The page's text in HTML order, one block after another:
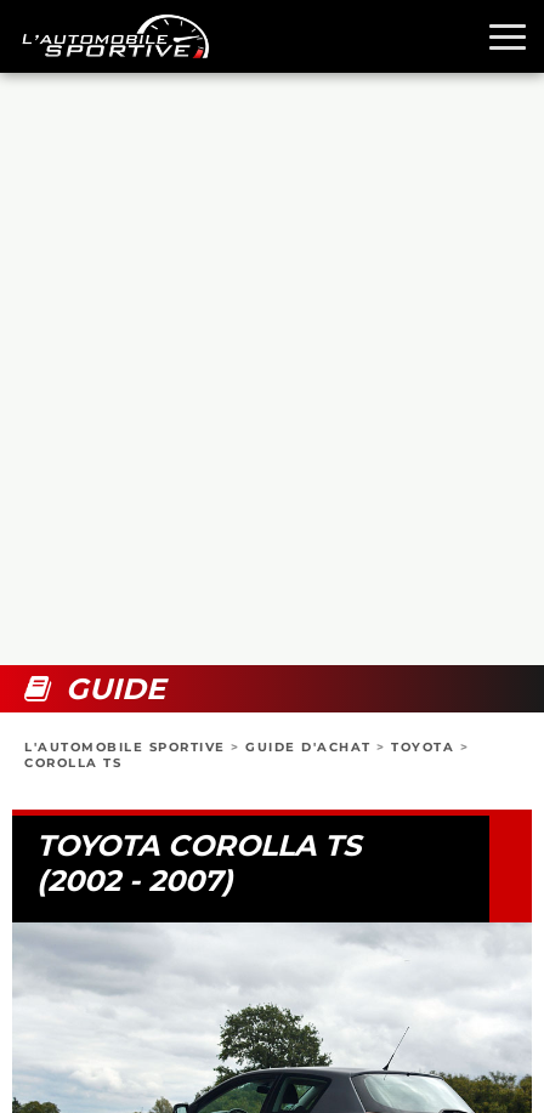
BOUTIQUE
GUIDE
L'AUTOMOBILE SPORTIVE > GUIDE D'ACHAT > TOYOTA >
COROLLA TS
TOYOTA COROLLA TS
(2002 - 2007)